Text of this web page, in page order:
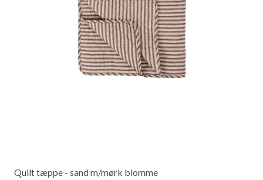
Quilt tæppe - sand m/mørk blomme